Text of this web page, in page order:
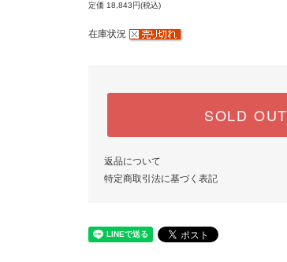
定価 18,843円(税込)
在庫状況
SOLD OUT
返品について
特定商取引法に基づく表記